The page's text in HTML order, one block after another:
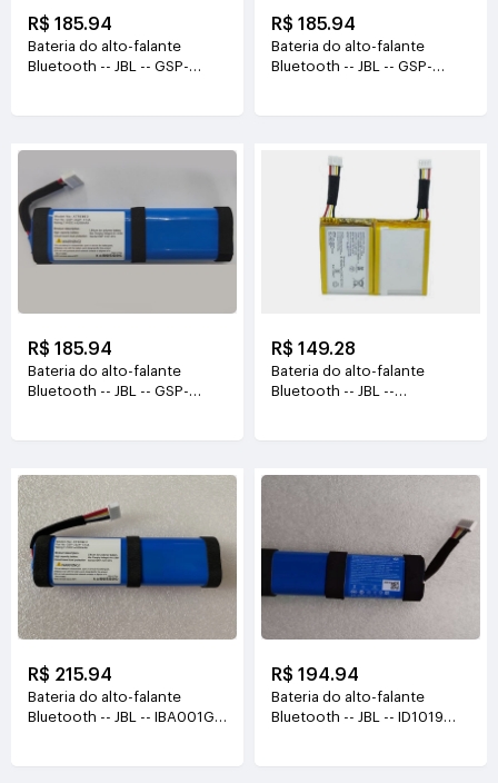
R$ 185.94
Bateria do alto-falante
Bluetooth -- JBL -- GSP-
R$ 185.94
Bateria do alto-falante
Bluetooth -- JBL -- GSP-
R$ 185.94
Bateria do alto-falante
Bluetooth -- JBL -- GSP-
R$ 149.28
Bateria do alto-falante
Bluetooth -- JBL --
R$ 215.94
Bateria do alto-falante
Bluetooth -- JBL -- IBA001GA
R$ 194.94
Bateria do alto-falante
Bluetooth -- JBL -- ID1019